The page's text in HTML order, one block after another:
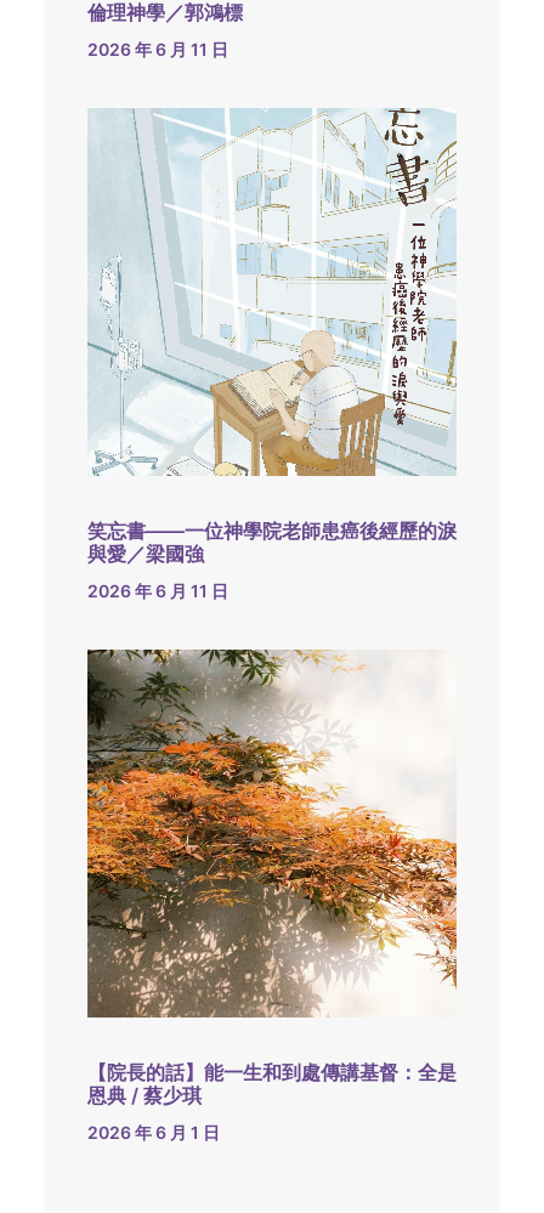
倫理神學／郭鴻標
2026 年 6 月 11 日
笑忘書——一位神學院老師患癌後經歷的淚
與愛／梁國強
2026 年 6 月 11 日
【院長的話】能一生和到處傳講基督：全是
恩典 / 蔡少琪
2026 年 6 月 1 日